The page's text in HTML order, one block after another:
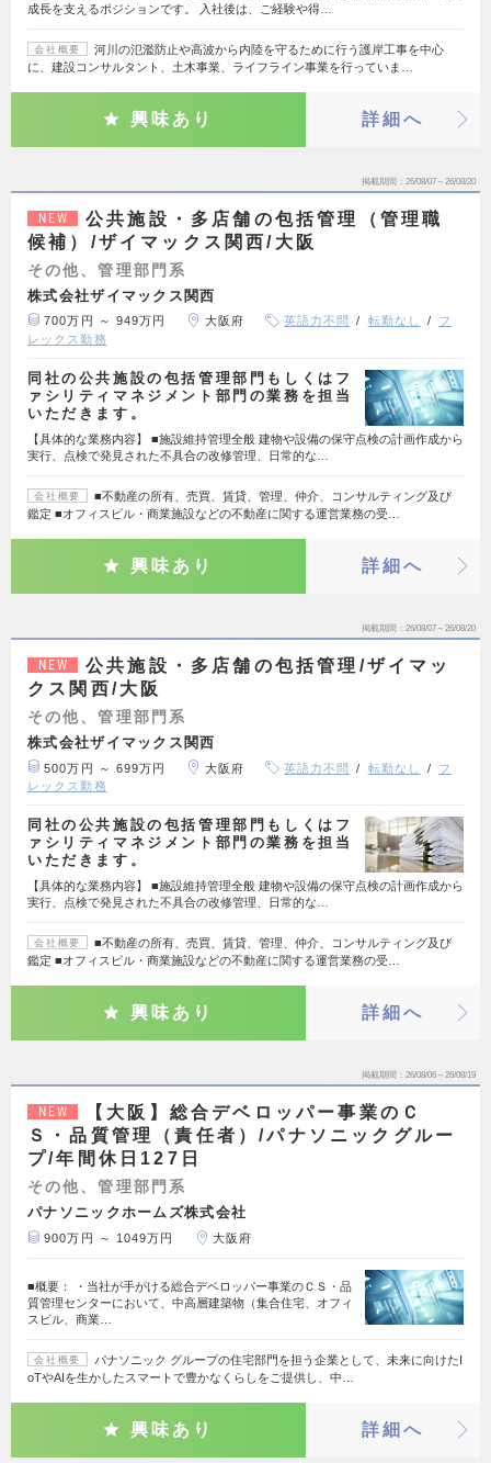
成長を支えるポジションです。 入社後は、ご経験や得…
会社概要
河川の氾濫防止や高波から内陸を守るために行う護岸工事を中心
に、建設コンサルタント、土木事業、ライフライン事業を行っていま…
興味あり 詳細へ
掲載期間 26/08/07～26/08/20
NEW
公共施設・多店舗の包括管理（管理職
候補）/ザイマックス関西/大阪
その他、管理部門系
株式会社ザイマックス関西
700万円 ～ 949万円 大阪府 英語力不問 転勤なし
フ
レックス勤務
同社の公共施設の包括管理部門もしくはフ
ァシリティマネジメント部門の業務を担当
いただきます。
【具体的な業務内容】 ■施設維持管理全般 建物や設備の保守点検の計画作成から
実行、点検で発見された不具合の改修管理、日常的な…
会社概要
■不動産の所有、売買、賃貸、管理、仲介、コンサルティング及び
鑑定 ■オフィスビル・商業施設などの不動産に関する運営業務の受…
興味あり 詳細へ
掲載期間 26/08/07～26/08/20
NEW
公共施設・多店舗の包括管理/ザイマッ
クス関西/大阪
その他、管理部門系
株式会社ザイマックス関西
500万円 ～ 699万円 大阪府 英語力不問 転勤なし
フ
レックス勤務
同社の公共施設の包括管理部門もしくはフ
ァシリティマネジメント部門の業務を担当
いただきます。
【具体的な業務内容】 ■施設維持管理全般 建物や設備の保守点検の計画作成から
実行、点検で発見された不具合の改修管理、日常的な…
会社概要
■不動産の所有、売買、賃貸、管理、仲介、コンサルティング及び
鑑定 ■オフィスビル・商業施設などの不動産に関する運営業務の受…
興味あり 詳細へ
掲載期間 26/08/06～26/08/19
NEW
【大阪】総合デベロッパー事業のＣ
Ｓ・品質管理（責任者）/パナソニックグルー
プ/年間休日127日
その他、管理部門系
パナソニックホームズ株式会社
900万円 ～ 1049万円 大阪府
■概要： ・当社が手がける総合デベロッパー事業のＣＳ・品
質管理センターにおいて、中高層建築物（集合住宅、オフィ
スビル、商業…
会社概要
パナソニック グループの住宅部門を担う企業として、未来に向けたI
oTやAIを生かしたスマートで豊かなくらしをご提供し、中…
興味あり 詳細へ